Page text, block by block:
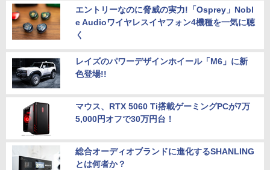
エントリーなのに脅威の実力!「Osprey」Nobl
e Audioワイヤレスイヤフォン4機種を一気に聴
く
レイズのパワーデザインホイール「M6」に新
色登場!!
マウス、RTX 5060 Ti搭載ゲーミングPCが7万
5,000円オフで30万円台！
総合オーディオブランドに進化するSHANLING
とは何者か？